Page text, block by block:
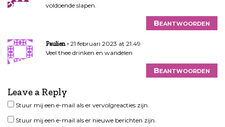
voldoende slapen.
Beantwoorden
Paulien
21 februari 2023 at 21:49
Veel thee drinken en wandelen
Beantwoorden
Leave a Reply
Stuur mij een e-mail als er vervolgreacties zijn.
Stuur mij een e-mail als er nieuwe berichten zijn.